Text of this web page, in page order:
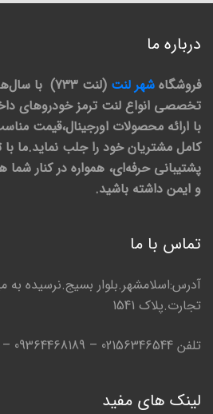
درباره ما
فروشگاه شهر لنت
(لنت 733)
تخصصی انواع لنت ترمز خودروهای
با ارائه محصولات اورجینال،قیمت
کامل مشتریان خود را جلب نماید.ما
پشتیبانی حرفه‌ای، همواره در کنار
و ایمن داشته باشید.
تماس با ما
آدرس:اسلامشهر.بلوار بسیج.نرسیده به
تجارت.پلاک 1541
تلفن 02156346544 – 09364468189 – 09125236176
لینک های مفید